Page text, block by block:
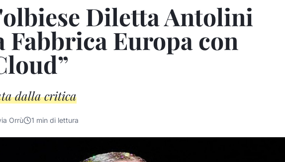
Diletta Antolini
Fabbrica Europa con
dalla critica
Orrù 1 min di lettura